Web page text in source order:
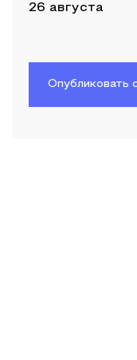
26 августа
Опубликовать